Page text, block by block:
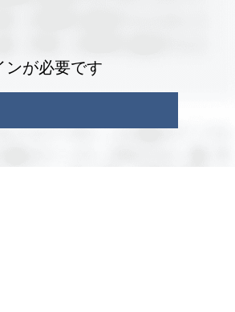
ンが必要です